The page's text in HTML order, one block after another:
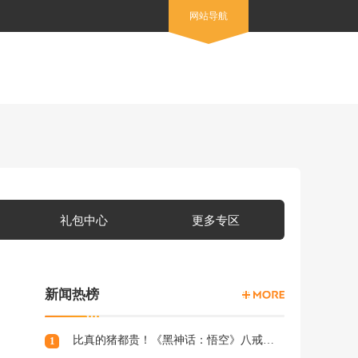
网站导航
礼包中心 更多专区
新闻热榜
1 比真的猪都贵！《黑神话：悟空》八戒手办开订：根根分明的猪毛